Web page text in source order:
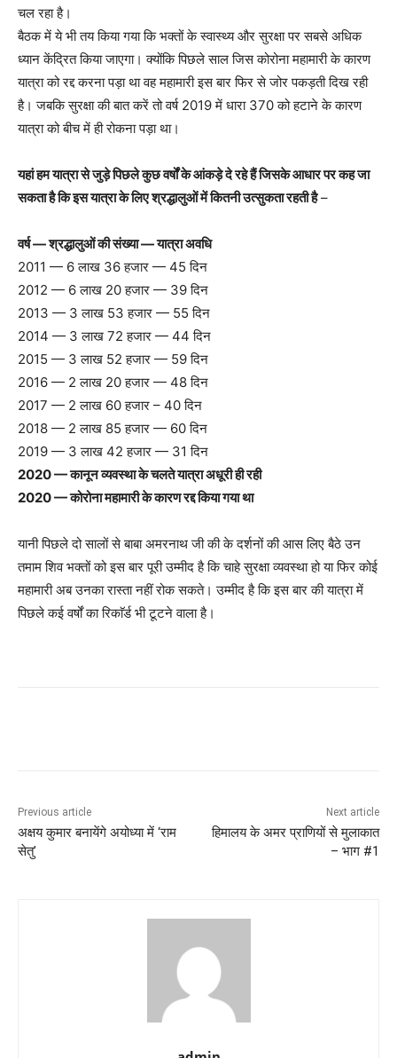
चल रहा है।
बैठक में ये भी तय किया गया कि भक्तों के स्वास्थ्य और सुरक्षा पर सबसे अधिक
ध्यान केंद्रित किया जाएगा। क्योंकि पिछले साल जिस कोरोना महामारी के कारण
यात्रा को रद्द करना पड़ा था वह महामारी इस बार फिर से जोर पकड़ती दिख रही
है। जबकि सुरक्षा की बात करें तो वर्ष 2019 में धारा 370 को हटाने के कारण
यात्रा को बीच में ही रोकना पड़ा था।
यहां हम यात्रा से जुड़े पिछले कुछ वर्षों के आंकड़े दे रहे हैं जिसके आधार पर कह जा
सकता है कि इस यात्रा के लिए श्रद्धालुओं में कितनी उत्सुकता रहती है–
वर्ष — श्रद्धालुओं की संख्या — यात्रा अवधि
2011 — 6 लाख 36 हजार — 45 दिन
2012 — 6 लाख 20 हजार — 39 दिन
2013 — 3 लाख 53 हजार — 55 दिन
2014 — 3 लाख 72 हजार — 44 दिन
2015 — 3 लाख 52 हजार — 59 दिन
2016 — 2 लाख 20 हजार — 48 दिन
2017 — 2 लाख 60 हजार – 40 दिन
2018 — 2 लाख 85 हजार — 60 दिन
2019 — 3 लाख 42 हजार — 31 दिन
2020 — कानून व्यवस्था के चलते यात्रा अधूरी ही रही
2020 — कोरोना महामारी के कारण रद्द किया गया था
यानी पिछले दो सालों से बाबा अमरनाथ जी की के दर्शनों की आस लिए बैठे उन
तमाम शिव भक्तों को इस बार पूरी उम्मीद है कि चाहे सुरक्षा व्यवस्था हो या फिर कोई
महामारी अब उनका रास्ता नहीं रोक सकते। उम्मीद है कि इस बार की यात्रा में
पिछले कई वर्षों का रिकाॅर्ड भी टूटने वाला है।
Previous article
अक्षय कुमार बनायेंगे अयोध्या में ‘राम
सेतु’
Next article
हिमालय के अमर प्राणियों से मुलाकात
– भाग #1